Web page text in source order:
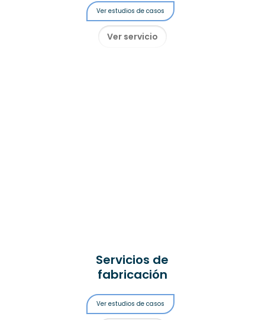
Ver estudios de casos
Ver servicio
Servicios de
fabricación
Ver estudios de casos